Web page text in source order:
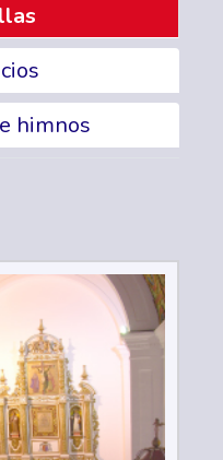
himnos